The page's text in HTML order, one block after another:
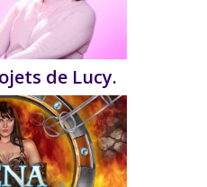
de Lucy.